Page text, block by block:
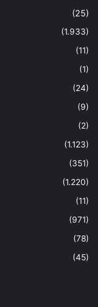
(25)
(1.933)
(11)
(1)
(24)
(9)
(2)
(1.123)
(351)
(1.220)
(11)
(971)
(78)
(45)